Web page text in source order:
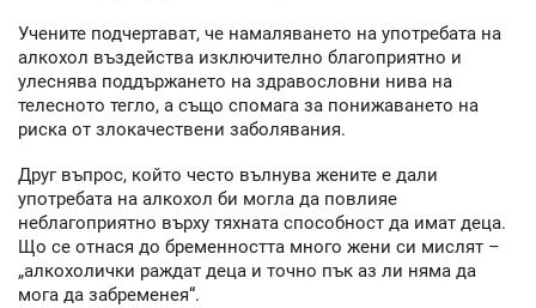
Учените подчертават, че намаляването на употребата на
алкохол въздейства изключително благоприятно и
улеснява поддържането на здравословни нива на
телесното тегло, а също спомага за понижаването на
риска от злокачествени заболявания.
Друг въпрос, който често вълнува жените е дали
употребата на алкохол би могла да повлияе
неблагоприятно върху тяхната способност да имат деца.
Що се отнася до бременността много жени си мислят –
„алкохолички раждат деца и точно пък аз ли няма да
мога да забременея“.